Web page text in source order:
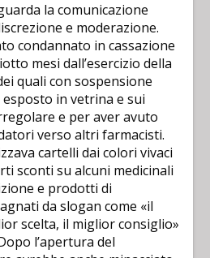
la comunicazione
e moderazione.
condannato in cassazione
mesi dall’esercizio della
quali con sospensione
in vetrina e sui
e per aver avuto
verso altri farmacisti.
cartelli dai colori vivaci
sconti su alcuni medicinali
e prodotti di
da slogan come «il
scelta, il miglior consiglio»
l’apertura del